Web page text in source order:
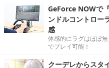
GeForce NOWで
ンドルコントロー
感
体感的にラグはほぼ
でプレイ可能！
クーデレからスタ